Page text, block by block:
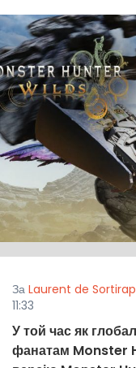
За Laurent de
11:33
У той час як
фанатам Monster